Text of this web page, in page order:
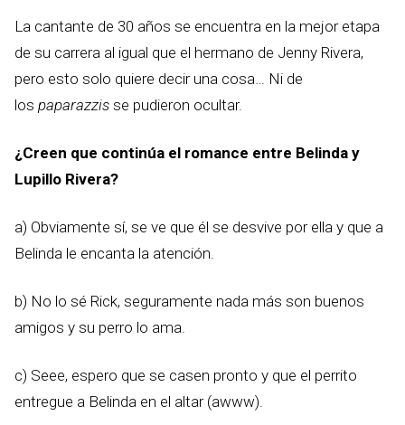
La cantante de 30 años se encuentra en la mejor etapa
de su carrera al igual que el hermano de Jenny Rivera,
pero esto solo quiere decir una cosa… Ni de
los paparazzis se pudieron ocultar.
¿Creen que continúa el romance entre Belinda y
Lupillo Rivera?
a) Obviamente sí, se ve que él se desvive por ella y que a
Belinda le encanta la atención.
b) No lo sé Rick, seguramente nada más son buenos
amigos y su perro lo ama.
c) Seee, espero que se casen pronto y que el perrito
entregue a Belinda en el altar (awww).